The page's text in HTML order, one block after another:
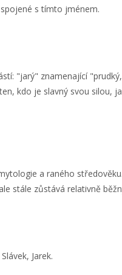
s tímto jménem.
"jarý" znamenající
kdo je slavný svou silou,
a raného
stále zůstává relativně
Jarek.